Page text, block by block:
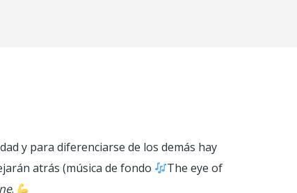
y para diferenciarse de los demás hay
atrás (música de fondo
The eye of
.